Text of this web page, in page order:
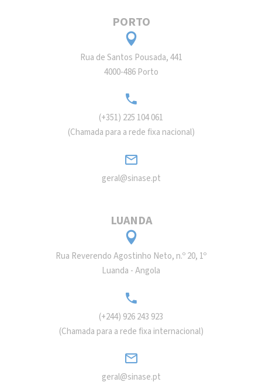
PORTO
Rua de Santos Pousada, 441
4000-486 Porto
(+351) 225 104 061
(Chamada para a rede fixa nacional)
geral@sinase.pt
LUANDA
Rua Reverendo Agostinho Neto, n.º 20, 1º
Luanda - Angola
(+244) 926 243 923
(Chamada para a rede fixa internacional)
geral@sinase.pt